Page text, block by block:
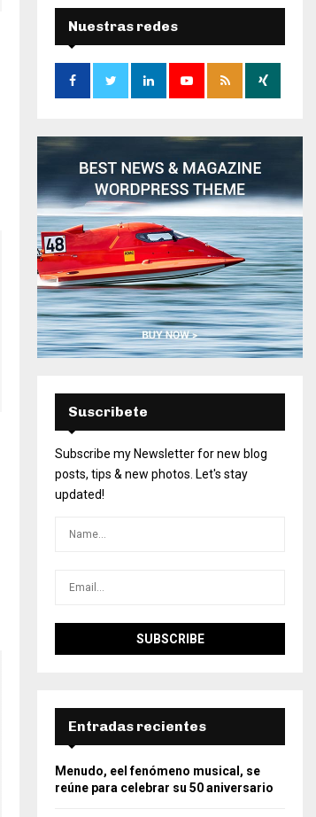
:
E
A
R
Nuestras redes
Suscribete
Subscribe my Newsletter for new blog
posts, tips & new photos. Let's stay
updated!
Entradas recientes
Menudo, eel fenómeno musical, se
reúne para celebrar su 50 aniversario